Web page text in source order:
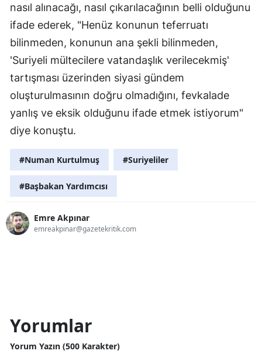
nasıl alınacağı, nasıl çıkarılacağının belli olduğunu
ifade ederek, "Henüz konunun teferruatı
bilinmeden, konunun ana şekli bilinmeden,
'Suriyeli mültecilere vatandaşlık verilecekmiş'
tartışması üzerinden siyasi gündem
oluşturulmasının doğru olmadığını, fevkalade
yanlış ve eksik olduğunu ifade etmek istiyorum"
diye konuştu.
#Numan Kurtulmuş #Suriyeliler
#Başbakan Yardımcısı
Emre Akpınar
emreakpinar@gazetekritik.com
Yorumlar
Yorum Yazın (500 Karakter)